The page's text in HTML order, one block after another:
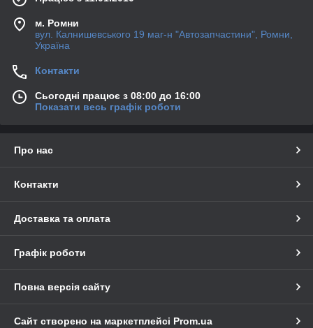
м. Ромни
вул. Калнишевського 19 маг-н "Автозапчастини", Ромни,
Україна
Контакти
Сьогодні працює з 08:00 до 16:00
Показати весь графік роботи
Про нас
Контакти
Доставка та оплата
Графік роботи
Повна версія сайту
Сайт створено на маркетплейсі Prom.ua